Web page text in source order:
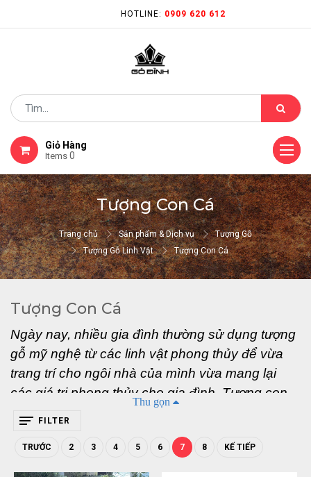
HOTLINE: 0909 620 612
Giỏ Hàng
Items 0
Tượng Con Cá
Trang chủ Sản phẩm & Dịch vụ
Tượng Gỗ
Tượng Gỗ Linh Vật
Tượng Con Cá
Tượng Con Cá
Ngày nay, nhiều gia đình thường sử dụng tượng
gỗ mỹ nghệ từ các linh vật phong thủy để vừa
trang trí cho ngôi nhà của mình vừa mang lại
các giá trị phong thủy cho gia đình. Tượng con
Cá cũng là một trong số những bức tượng được
những giá trị to lớn của bức tượng này thì đó là
điều hiển nhiên và không quá bất ngờ. Nếu như
Thu gọn
FILTER
TRƯỚC 2 3 4 5 6 7 8 KẾ TIẾP